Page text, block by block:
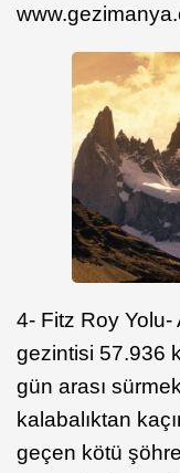
4- Fitz Roy
gezintisi 57.936
gün arası
kalabalıktan
geçen kötü